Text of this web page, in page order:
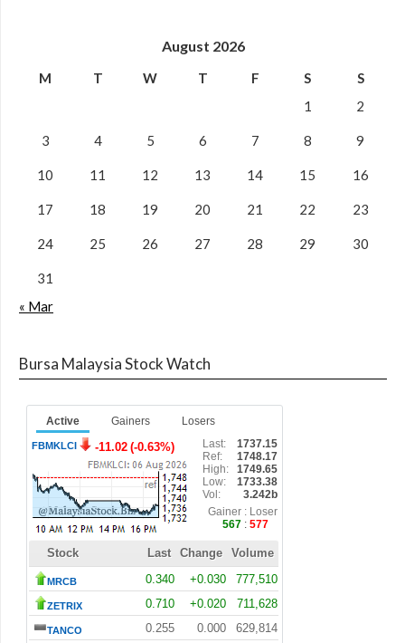
August 2026
M T W T F S
S
1
2
3 4 5 6 7 8 9
10 11 12 13 14 15 16
17 18 19 20 21 22 23
24 25 26 27 28 29 30
31
« Mar
Bursa Malaysia Stock Watch